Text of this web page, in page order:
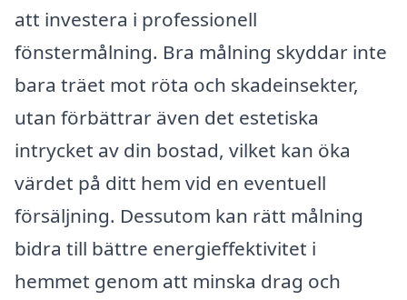
att investera i professionell
fönstermålning. Bra målning skyddar inte
bara träet mot röta och skadeinsekter,
utan förbättrar även det estetiska
intrycket av din bostad, vilket kan öka
värdet på ditt hem vid en eventuell
försäljning. Dessutom kan rätt målning
bidra till bättre energieffektivitet i
hemmet genom att minska drag och